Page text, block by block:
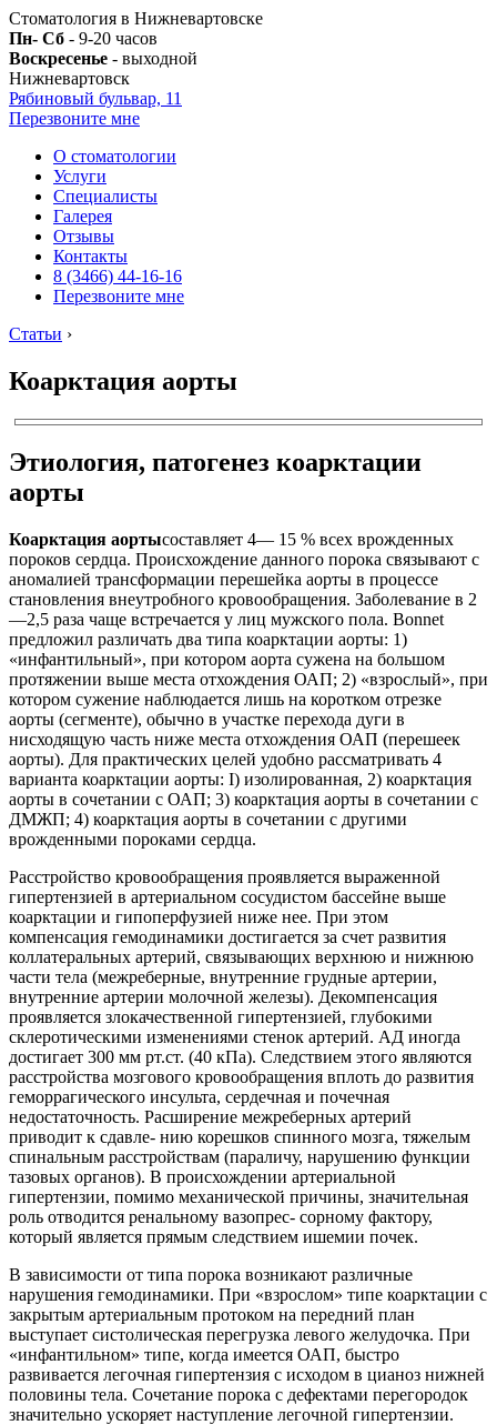
Стоматология в Нижневартовске
Пн- Сб - 9-20 часов
Воскресенье - выходной
Нижневартовск
Рябиновый бульвар, 11
Перезвоните мне
О стоматологии
Услуги
Специалисты
Галерея
Отзывы
Контакты
8 (3466) 44-16-16
Перезвоните мне
Статьи ›
Коарктация аорты
Этиология, патогенез коарктации
аорты
Коарктация аортысоставляет 4— 15 % всех врожденных
пороков сердца. Происхождение данного порока связывают с
аномалией трансформации перешейка аорты в процессе
становления внеутробного кровообращения. Заболевание в 2
—2,5 раза чаще встречается у лиц мужского пола. Bonnet
предложил различать два типа коарктации аорты: 1)
«инфантильный», при котором аорта сужена на большом
протяжении выше места отхождения ОАП; 2) «взрослый», при
котором сужение наблюдается лишь на коротком отрезке
аорты (сегменте), обычно в участке перехода дуги в
нисходящую часть ниже места отхождения ОАП (перешеек
аорты). Для практических целей удобно рассматривать 4
варианта коарктации аорты: I) изолированная, 2) коарктация
аорты в сочетании с ОАП; 3) коарктация аорты в сочетании с
ДМЖП; 4) коарктация аорты в сочетании с другими
врожденными пороками сердца.
Расстройство кровообращения проявляется выраженной
гипертензией в артериальном сосудистом бассейне выше
коарктации и гипоперфузией ниже нее. При этом
компенсация гемодинамики достигается за счет развития
коллатеральных артерий, связывающих верхнюю и нижнюю
части тела (межреберные, внутренние грудные артерии,
внутренние артерии молочной железы). Декомпенсация
проявляется злокачественной гипертензией, глубокими
склеротическими изменениями стенок артерий. АД иногда
достигает 300 мм рт.ст. (40 кПа). Следствием этого являются
расстройства мозгового кровообращения вплоть до развития
геморрагического инсульта, сердечная и почечная
недостаточность. Расширение межреберных артерий
приводит к сдавле- нию корешков спинного мозга, тяжелым
спинальным расстройствам (параличу, нарушению функции
тазовых органов). В происхождении артериальной
гипертензии, помимо механической причины, значительная
роль отводится ренальному вазопрес- сорному фактору,
который является прямым следствием ишемии почек.
В зависимости от типа порока возникают различные
нарушения гемодинамики. При «взрослом» типе коарктации с
закрытым артериальным протоком на передний план
выступает систолическая перегрузка левого желудочка. При
«инфантильном» типе, когда имеется ОАП, быстро
развивается легочная гипертензия с исходом в цианоз нижней
половины тела. Сочетание порока с дефектами перегородок
значительно ускоряет наступление легочной гипертензии.